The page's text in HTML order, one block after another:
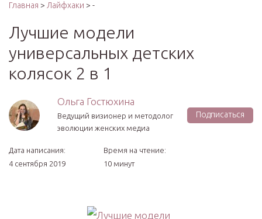
Главная > Лайфхаки > -
Лучшие модели
универсальных детских
колясок 2 в 1
Ольга Гостюхина
Ведущий визионер и методолог
эволюции женских медиа
Подписаться
Дата написания:
4 сентября 2019
Время на чтение:
10 минут